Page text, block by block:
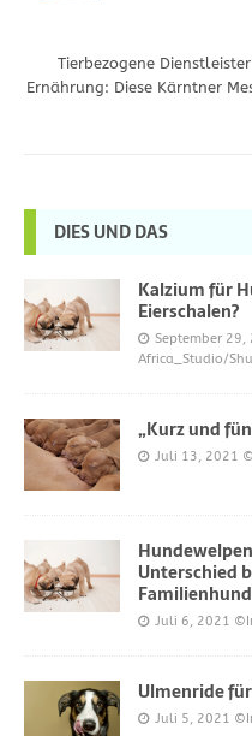
Tierbezogene
Ernährung: Diese Kärntner
DIES UND DAS
Kalzium für
Eierschalen?
September 29,
Africa_Studio/
„Kurz und
Juli 13, 2021
Unterschied
Juli 6, 2021
Ulmenride
Juli 5, 2021